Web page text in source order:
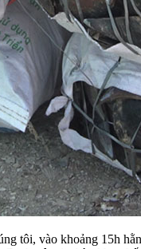
tôi, vào khoảng 15h